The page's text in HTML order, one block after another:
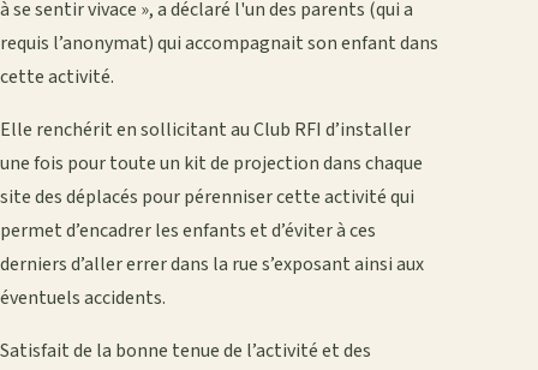
à se sentir vivace », a déclaré l'un des parents (qui a
requis l’anonymat) qui accompagnait son enfant dans
cette activité.
Elle renchérit en sollicitant au Club RFI d’installer
une fois pour toute un kit de projection dans chaque
site des déplacés pour pérenniser cette activité qui
permet d’encadrer les enfants et d’éviter à ces
derniers d’aller errer dans la rue s’exposant ainsi aux
éventuels accidents.
Satisfait de la bonne tenue de l’activité et des